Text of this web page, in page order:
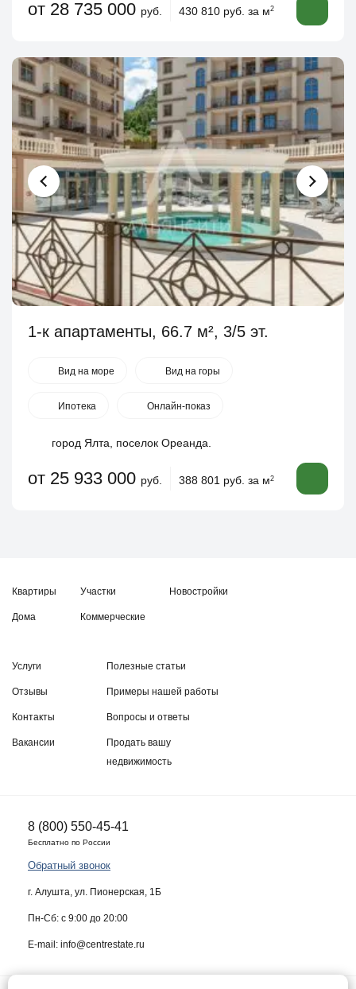
от 28 735 000 руб. 430 810 руб. за м2
1-к апартаменты, 66.7 м², 3/5 эт.
Вид на море Вид на горы
Ипотека Онлайн-показ
город Ялта, поселок Ореанда.
от 25 933 000 руб. 388 801 руб. за м2
Квартиры
Дома
Участки
Коммерческие
Новостройки
Услуги
Отзывы
Контакты
Вакансии
Полезные статьи
Примеры нашей работы
Вопросы и ответы
Продать вашу
недвижимость
8 (800) 550-45-41
Бесплатно по России
Обратный звонок
г. Алушта, ул. Пионерская, 1Б
Пн-Сб: с 9:00 до 20:00
E-mail: info@centrestate.ru